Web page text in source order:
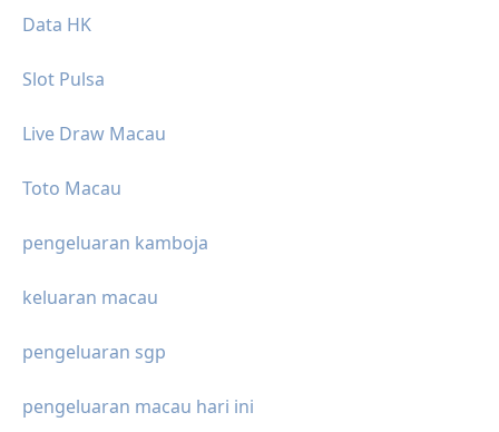
Data HK
Slot Pulsa
Live Draw Macau
Toto Macau
pengeluaran kamboja
keluaran macau
pengeluaran sgp
pengeluaran macau hari ini